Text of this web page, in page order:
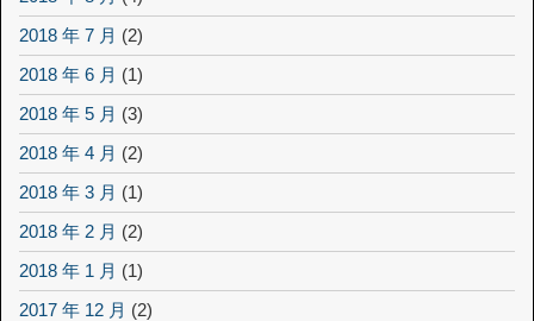
2018 年 7 月 (2)
2018 年 6 月 (1)
2018 年 5 月 (3)
2018 年 4 月 (2)
2018 年 3 月 (1)
2018 年 2 月 (2)
2018 年 1 月 (1)
2017 年 12 月 (2)